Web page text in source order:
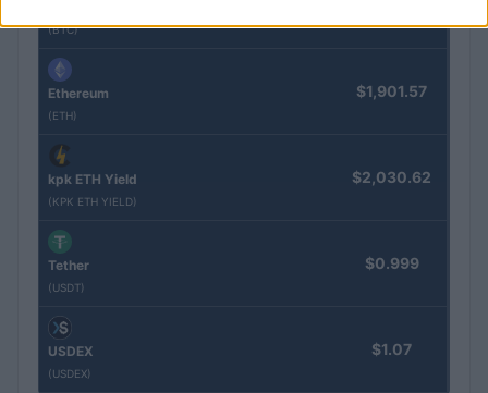
(BTC)
Ethereum
(ETH)
$1,901.57
kpk ETH Yield
(KPK ETH YIELD)
$2,030.62
Tether
(USDT)
$0.999
USDEX
(USDEX)
$1.07